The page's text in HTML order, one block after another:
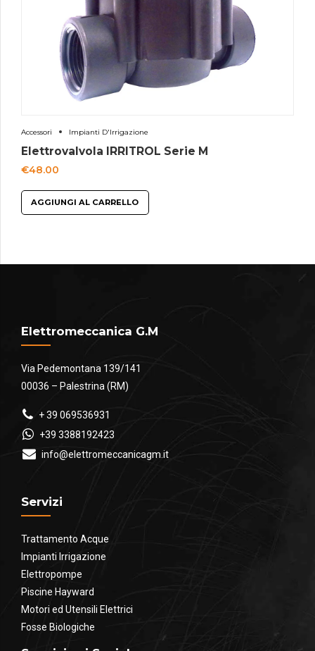
Accessori Impianti D'Irrigazione
Elettrovalvola IRRITROL Serie M
€48.00
AGGIUNGI AL CARRELLO
Elettromeccanica G.M
Via Pedemontana 139/141
00036 – Palestrina (RM)
+ 39 069536931
+39 3388192423
info@elettromeccanicagm.it
Servizi
Trattamento Acque
Impianti Irrigazione
Elettropompe
Piscine Hayward
Motori ed Utensili Elettrici
Fosse Biologiche